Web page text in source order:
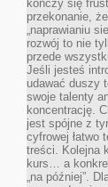
kończy się
przekonanie,
„naprawianiu
rozwój to nie
przede
Jeśli jesteś
udawać duszy
swoje talenty
koncentrację.
jest spójne z
cyfrowej łatwo
treści. Kolejna
kurs… a
„na później”.